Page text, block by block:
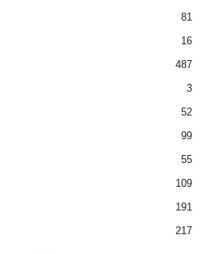
81
16
487
3
52
99
55
109
191
217